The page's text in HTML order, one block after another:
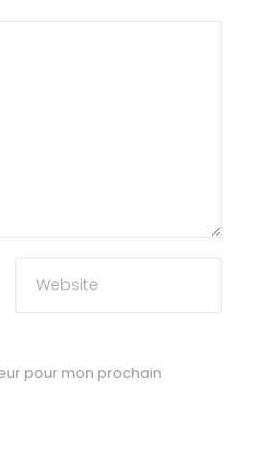
pour mon prochain